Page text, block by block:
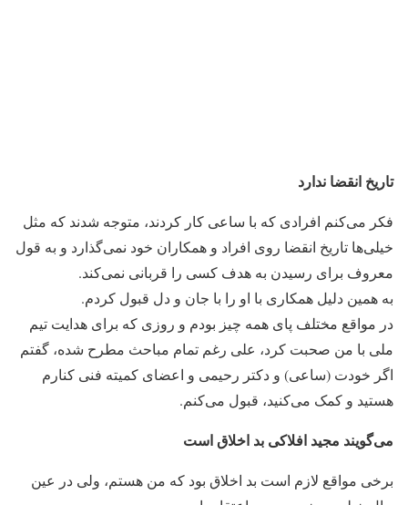
تاریخ انقضا ندارد
فکر می‌کنم افرادی که با ساعی کار کردند، متوجه شدند که مثل
خیلی‌ها تاریخ انقضا روی افراد و همکاران خود نمی‌گذارد و به قول
معروف برای رسیدن به هدف کسی را قربانی نمی‌کند.
به همین دلیل همکاری با او را با جان و دل قبول کردم.
در مواقع مختلف پای همه چیز بودم و روزی که برای هدایت تیم
ملی با من صحبت کرد، علی رغم تمام مباحث مطرح شده، گفتم
اگر خودت (ساعی) و دکتر رحیمی و اعضای کمیته فنی کنارم
هستید و کمک می‌کنید، قبول می‌کنم.
می‌گویند مجید افلاکی بد اخلاق است
برخی مواقع لازم است بد اخلاق بود که من هستم، ولی در عین